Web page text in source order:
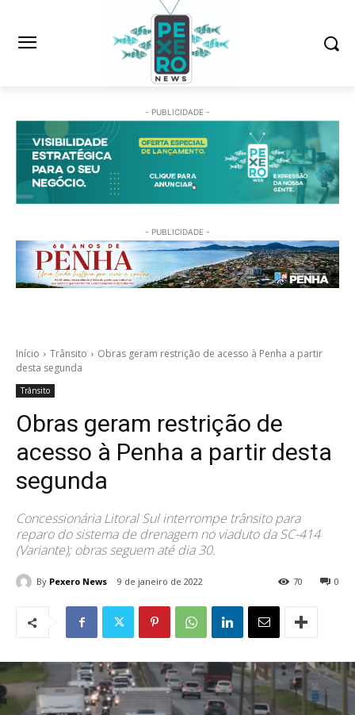
- PUBLICIDADE -
- PUBLICIDADE -
Início Trânsito
Obras geram restrição de acesso à Penha a partir
desta segunda
Trânsito
Obras geram restrição de
acesso à Penha a partir desta
segunda
Concessionária Litoral Sul interrompe trânsito para
reparo do sistema de drenagem no viaduto da SC-414
(Variante); obras seguem até dia 30.
By Pexero News 9 de janeiro de 2022 0
70